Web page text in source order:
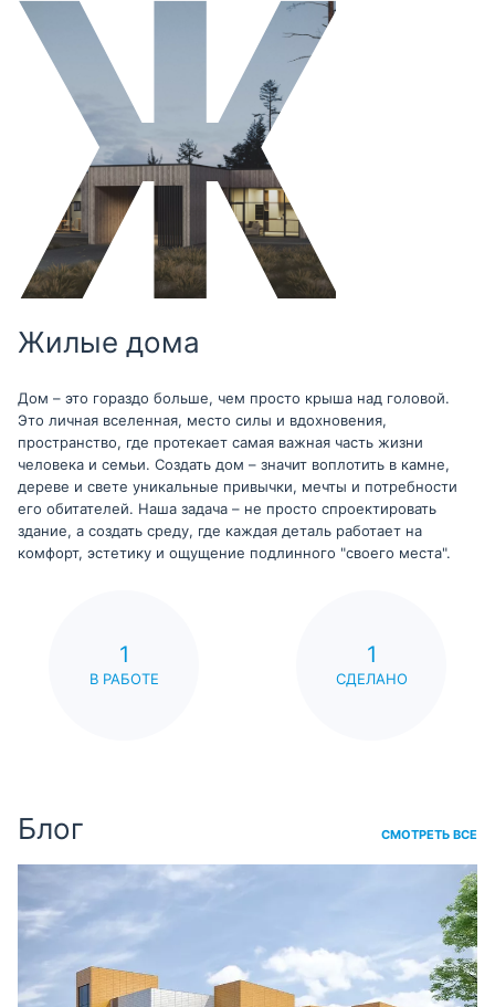
Жилые дома
Дом – это гораздо больше, чем просто крыша над головой.
Это личная вселенная, место силы и вдохновения,
пространство, где протекает самая важная часть жизни
человека и семьи. Создать дом – значит воплотить в камне,
дереве и свете уникальные привычки, мечты и потребности
его обитателей. Наша задача – не просто спроектировать
здание, а создать среду, где каждая деталь работает на
комфорт, эстетику и ощущение подлинного "своего места".
1
В РАБОТЕ
1
СДЕЛАНО
Блог СМОТРЕТЬ ВСЕ